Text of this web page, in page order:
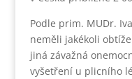
Podle prim. MUDr.
neměli jakékoli
jiná závažná
vyšetření u plicního